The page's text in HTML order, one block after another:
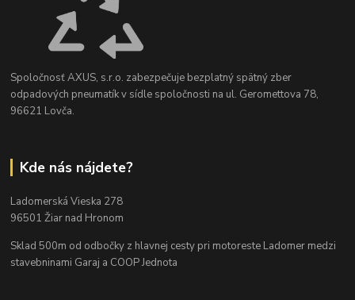
Spoločnosť AXUS, s.r.o. zabezpečuje bezplatný spätný zber
odpadových pneumatík v sídle spoločnosti na ul. Geromettova 78,
96621 Lovča.
Kde nás nájdete?
Ladomerská Vieska 278
96501 Žiar nad Hronom
Sklad 500m od odbočky z hlavnej cesty pri motoreste Ladomer medzi
stavebninami Garaj a COOP Jednota